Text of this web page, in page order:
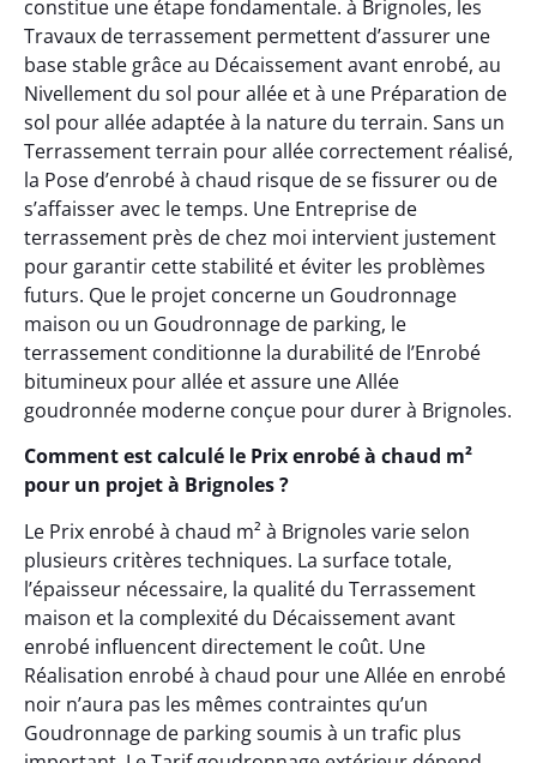
constitue une étape fondamentale. à Brignoles, les
Travaux de terrassement permettent d’assurer une
base stable grâce au Décaissement avant enrobé, au
Nivellement du sol pour allée et à une Préparation de
sol pour allée adaptée à la nature du terrain. Sans un
Terrassement terrain pour allée correctement réalisé,
la Pose d’enrobé à chaud risque de se fissurer ou de
s’affaisser avec le temps. Une Entreprise de
terrassement près de chez moi intervient justement
pour garantir cette stabilité et éviter les problèmes
futurs. Que le projet concerne un Goudronnage
maison ou un Goudronnage de parking, le
terrassement conditionne la durabilité de l’Enrobé
bitumineux pour allée et assure une Allée
goudronnée moderne conçue pour durer à Brignoles.
Comment est calculé le Prix enrobé à chaud m²
pour un projet à Brignoles ?
Le Prix enrobé à chaud m² à Brignoles varie selon
plusieurs critères techniques. La surface totale,
l’épaisseur nécessaire, la qualité du Terrassement
maison et la complexité du Décaissement avant
enrobé influencent directement le coût. Une
Réalisation enrobé à chaud pour une Allée en enrobé
noir n’aura pas les mêmes contraintes qu’un
Goudronnage de parking soumis à un trafic plus